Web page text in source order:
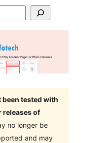
been tested with
releases of
no longer be
and may